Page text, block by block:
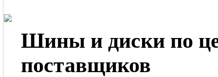
Шины и диски по
поставщиков